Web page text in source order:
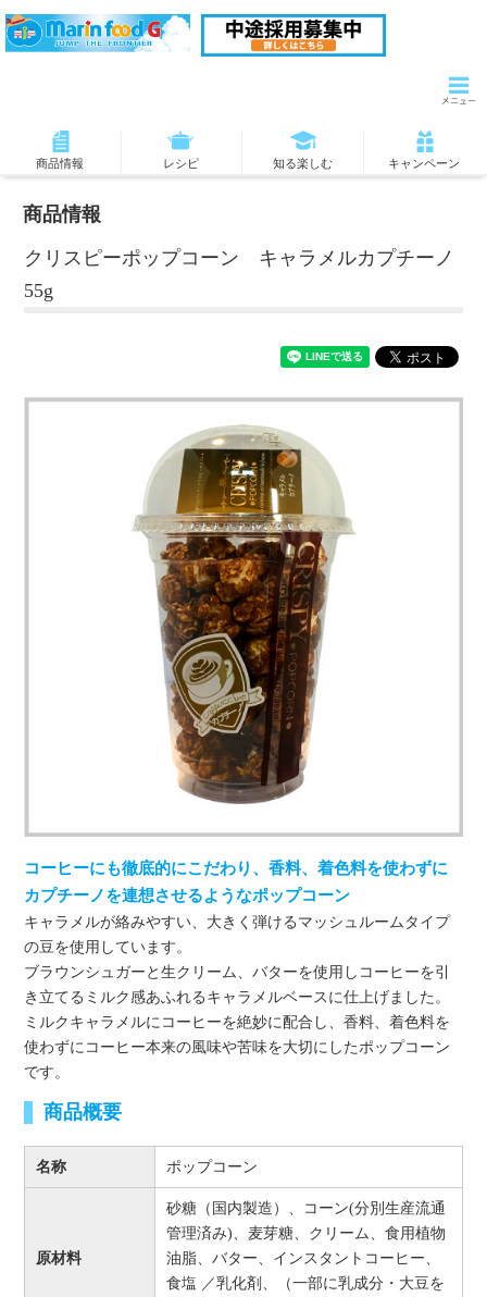
商品情報 レシピ 知る楽しむ キャンペーン
商品情報
クリスピーポップコーン キャラメルカプチーノ
55g
コーヒーにも徹底的にこだわり、香料、着色料を使わずに
カプチーノを連想させるようなポップコーン
キャラメルが絡みやすい、大きく弾けるマッシュルームタイプ
の豆を使用しています。
ブラウンシュガーと生クリーム、バターを使用しコーヒーを引
き立てるミルク感あふれるキャラメルベースに仕上げました。
ミルクキャラメルにコーヒーを絶妙に配合し、香料、着色料を
使わずにコーヒー本来の風味や苦味を大切にしたポップコーン
です。
商品概要
名称 ポップコーン
原材料
砂糖（国内製造）、コーン(分別生産流通
管理済み)、麦芽糖、クリーム、食用植物
油脂、バター、インスタントコーヒー、
食塩 ／乳化剤、（一部に乳成分・大豆を